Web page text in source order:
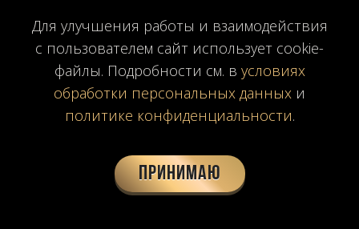
Полный контроль качества
Одна компания отвечает за весь процесс —
от поставки камня до финального монтажа.
Экономия времени
Заказчику не нужно искать разных
подрядчиков для каждой стадии работ.
Для улучшения работы и взаимодействия
с пользователем сайт использует cookie-
файлы. Подробности см. в условиях
обработки персональных данных и
политике конфиденциальности.
Принимаю